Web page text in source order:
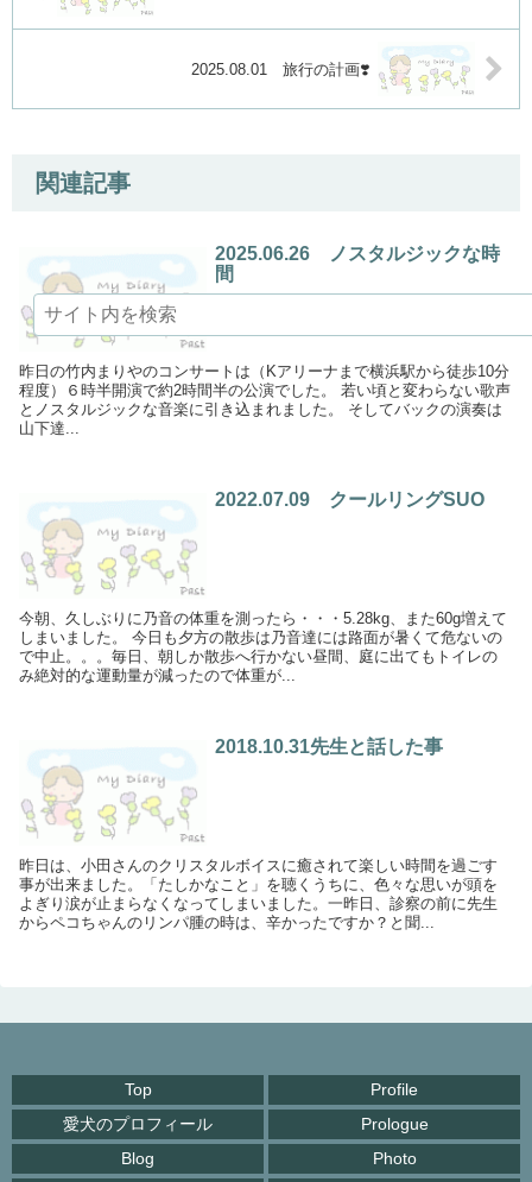
2025.08.01 旅行の計画❣️
関連記事
2025.06.26 ノスタルジックな時
間
昨日の竹内まりやのコンサートは（Kアリーナまで横浜駅から徒歩10分
程度）６時半開演で約2時間半の公演でした。 若い頃と変わらない歌声
とノスタルジックな音楽に引き込まれました。 そしてバックの演奏は
山下達...
2022.07.09 クールリングSUO
今朝、久しぶりに乃音の体重を測ったら・・・5.28kg、また60g増えて
しまいました。 今日も夕方の散歩は乃音達には路面が暑くて危ないの
で中止。。。毎日、朝しか散歩へ行かない昼間、庭に出てもトイレの
み絶対的な運動量が減ったので体重が...
2018.10.31先生と話した事
昨日は、小田さんのクリスタルボイスに癒されて楽しい時間を過ごす
事が出来ました。「たしかなこと」を聴くうちに、色々な思いが頭を
よぎり涙が止まらなくなってしまいました。一昨日、診察の前に先生
からペコちゃんのリンパ腫の時は、辛かったですか？と聞...
Top
Profile
愛犬のプロフィール
Prologue
Blog
Photo